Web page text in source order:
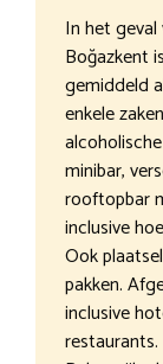
In het geval
Boğazkent
gemiddeld
enkele
minibar,
rooftopbar
inclusive
Ook
pakken.
inclusive